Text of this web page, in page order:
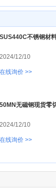
SUS440C不锈钢材
2024/12/10
在线询价 >>
50MN无磁钢现货零
2024/12/10
在线询价 >>